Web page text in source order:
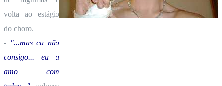
volta ao estágio
do choro.
- "...mas eu não
consigo... eu a
amo com